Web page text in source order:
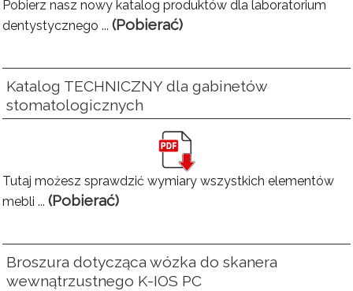
Pobierz nasz nowy katalog produktów dla laboratorium
dentystycznego ... (Pobierać)
Katalog TECHNICZNY dla gabinetów
stomatologicznych
Tutaj możesz sprawdzić wymiary wszystkich elementów
mebli ... (Pobierać)
Broszura dotycząca wózka do skanera
wewnątrzustnego K-IOS PC